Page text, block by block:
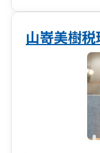
◆簿記の資格や
に！
その会社に合っ
計インストラク
⇒「経理が楽に
た！！」と大好
山嵜美樹